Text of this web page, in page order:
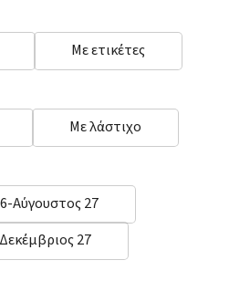
Με ετικέτες
Με λάστιχο
Αύγουστος 27
27